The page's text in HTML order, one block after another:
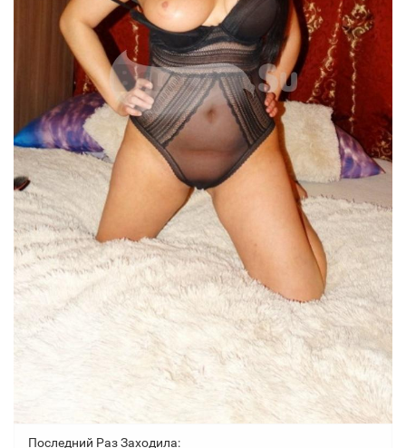
Последний Раз Заходила: